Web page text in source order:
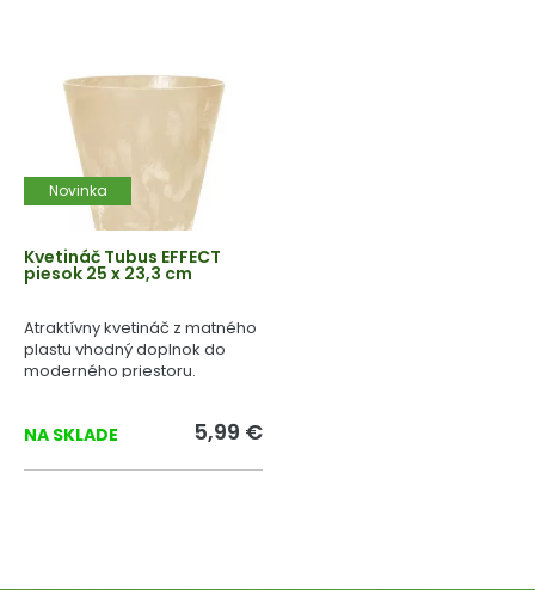
Novinka
Kvetináč Tubus EFFECT
piesok 25 x 23,3 cm
Atraktívny kvetináč z matného
plastu vhodný doplnok do
moderného priestoru.
NA SKLADE 5,99 €